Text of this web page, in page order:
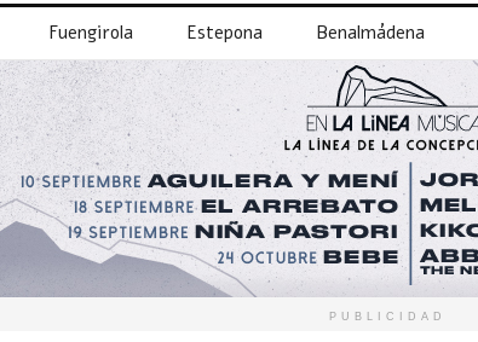
Fuengirola Estepona Benalmádena
PUBLICIDAD